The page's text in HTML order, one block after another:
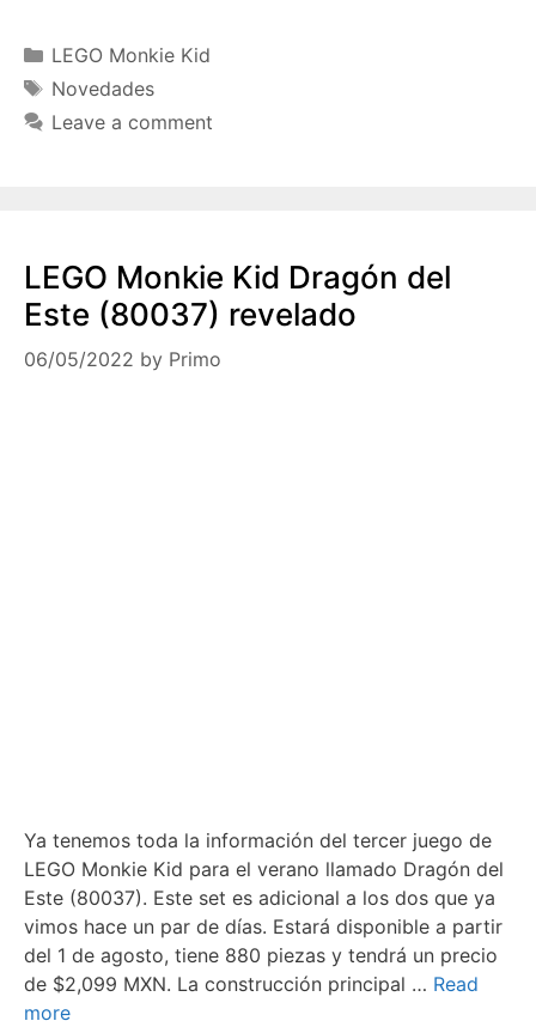
Categories
LEGO Monkie Kid
Tags
Novedades
Leave a comment
LEGO Monkie Kid Dragón del
Este (80037) revelado
06/05/2022 by Primo
Ya tenemos toda la información del tercer juego de
LEGO Monkie Kid para el verano llamado Dragón del
Este (80037). Este set es adicional a los dos que ya
vimos hace un par de días. Estará disponible a partir
del 1 de agosto, tiene 880 piezas y tendrá un precio
de $2,099 MXN. La construcción principal … Read
more